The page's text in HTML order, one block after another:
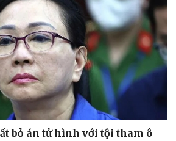
bỏ án tử hình với tội tham ô